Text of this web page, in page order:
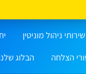
שירותי ניהול מוניטין
הצלחה
הבלוג